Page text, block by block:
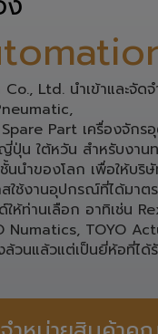
เว็บไซต์อย่
ง
Ltd. นำเข้าและจัด
Part เครื่องจักร
ปุ่น ใต้หวัน สำหรับงาน
นนำของโลก เพื่อให้บริษั
ใช้งานอุปกรณ์ที่ได้มาต
ห้ท่านเลือก อาทิเช่น
Numatics, TOYO
วนแล้วแต่เป็นยี่ห้อที่ได้